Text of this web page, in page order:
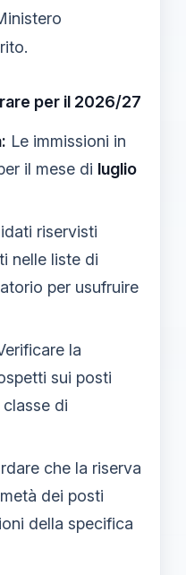
per il 2026/27
Le immissioni in
il mese di luglio
riservisti
nelle liste di
per usufruire
la
sui posti
di
che la riserva
dei posti
della specifica